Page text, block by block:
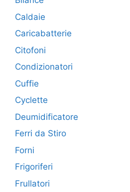
Caldaie
Caricabatterie
Citofoni
Condizionatori
Cuffie
Cyclette
Deumidificatore
Ferri da Stiro
Forni
Frigoriferi
Frullatori